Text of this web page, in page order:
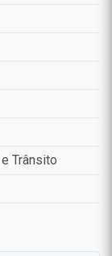
Trânsito